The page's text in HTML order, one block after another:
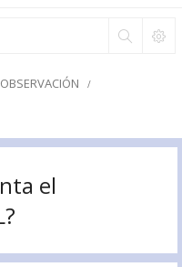
el